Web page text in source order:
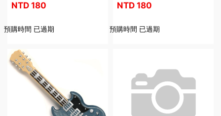
NTD 180
預購時間 已過期
NTD 180
預購時間 已過期